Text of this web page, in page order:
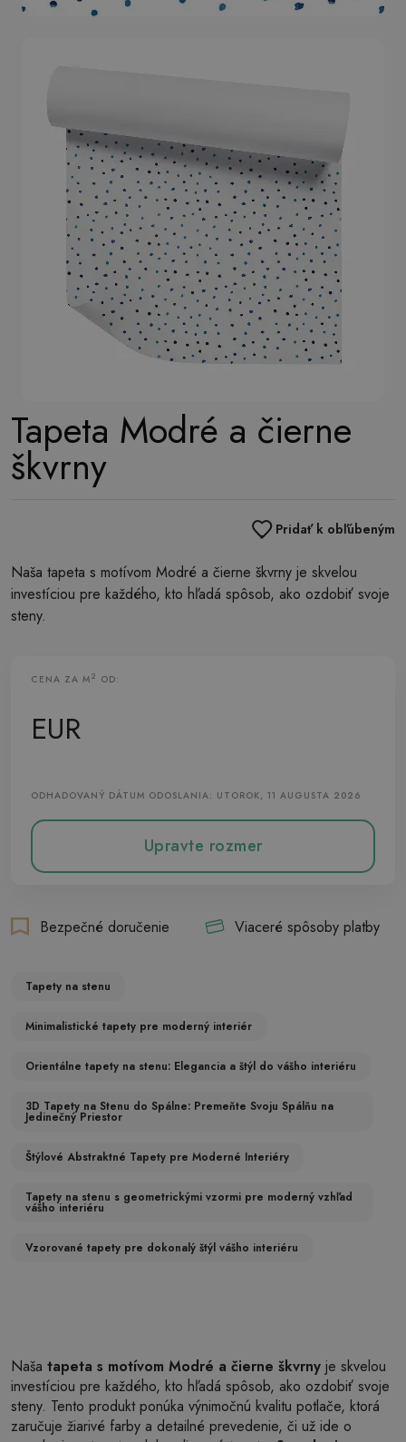
Tapeta Modré a čierne
škvrny
Pridať k obľúbeným
Naša tapeta s motívom Modré a čierne škvrny je skvelou
investíciou pre každého, kto hľadá spôsob, ako ozdobiť svoje
steny.
CENA ZA M2 OD:
EUR
ODHADOVANÝ DÁTUM ODOSLANIA: UTOROK, 11 AUGUSTA 2026
Upravte rozmer
Bezpečné doručenie Viaceré spôsoby platby
Tapety na stenu
Minimalistické tapety pre moderný interiér
Orientálne tapety na stenu: Elegancia a štýl do vášho interiéru
3D Tapety na Stenu do Spálne: Premeňte Svoju Spálňu na
Jedinečný Priestor
Štýlové Abstraktné Tapety pre Moderné Interiéry
Tapety na stenu s geometrickými vzormi pre moderný vzhľad
vášho interiéru
Vzorované tapety pre dokonalý štýl vášho interiéru
Naša tapeta s motívom Modré a čierne škvrny je skvelou
investíciou pre každého, kto hľadá spôsob, ako ozdobiť svoje
steny. Tento produkt ponúka výnimočnú kvalitu potlače, ktorá
zaručuje žiarivé farby a detailné prevedenie, či už ide o